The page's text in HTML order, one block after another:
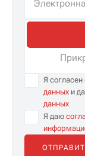
Я согласен
данных и
данных
Я даю